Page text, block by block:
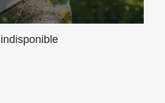
indisponible